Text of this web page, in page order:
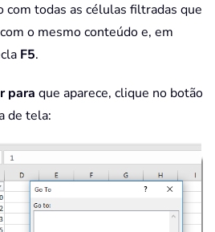
com todas as células filtradas que
o mesmo conteúdo e, em
F5.
para que aparece, clique no botão
de tela: